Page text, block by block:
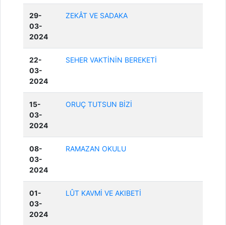
29-
03-
2024
ZEKÂT VE SADAKA
22-
03-
2024
SEHER VAKTİNİN BEREKETİ
15-
03-
2024
ORUÇ TUTSUN BİZİ
08-
03-
2024
RAMAZAN OKULU
01-
03-
2024
LÛT KAVMİ VE AKIBETİ